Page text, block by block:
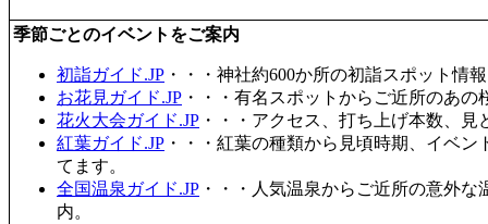
季節ごとのイベントをご案内
初詣ガイド.JP ・・・神社約600か所の初詣スポット情
お花見ガイド.JP ・・・有名スポットからご近所のあ
花火大会ガイド.JP ・・・アクセス、打ち上げ本数、
紅葉ガイド.JP ・・・紅葉の種類から見頃時期、イベ
てます。
全国温泉ガイド.JP ・・・人気温泉からご近所の意外
内。